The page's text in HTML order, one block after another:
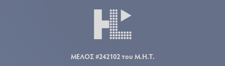
ΜΕΛΟΣ #242102 του Μ.Η.Τ.